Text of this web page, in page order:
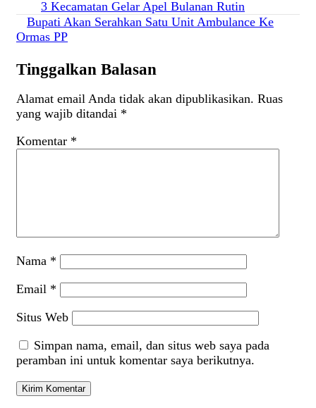
Navigasi
pos
3 Kecamatan Gelar Apel Bulanan Rutin
Bupati Akan Serahkan Satu Unit Ambulance Ke
Ormas PP
Tinggalkan Balasan
Alamat email Anda tidak akan dipublikasikan. Ruas
yang wajib ditandai *
Komentar *
Nama *
Email *
Situs Web
Simpan nama, email, dan situs web saya pada
peramban ini untuk komentar saya berikutnya.